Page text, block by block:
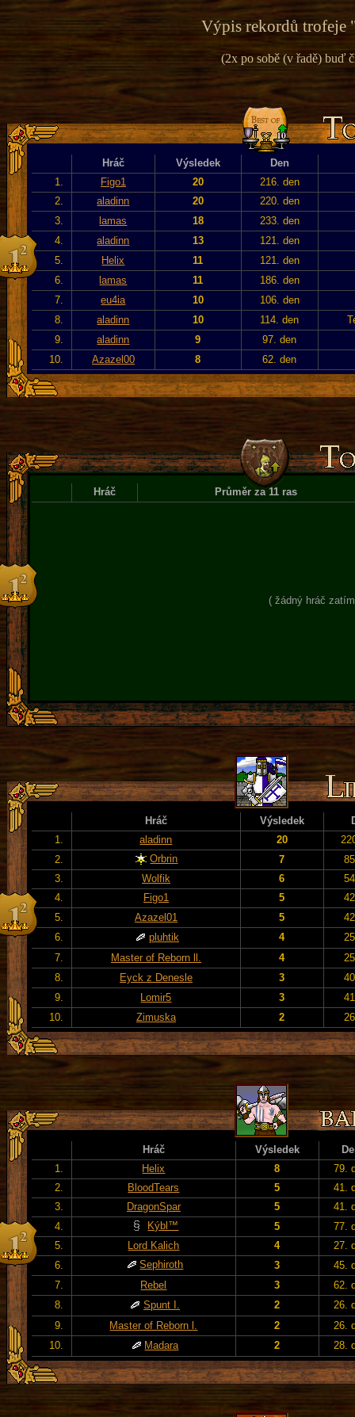
Výpis rekordů trofeje
(2x po sobě (v řadě) buď
Hráč Výsledek
Den
1.
Figo1 20
216. den
2.
aladinn 20
220. den
3.
lamas 18
233. den
4.
aladinn 13
121. den
5.
Helix 11
121. den
6.
lamas 11
186. den
7.
eu4ia 10
106. den
8.
aladinn 10 114. den
9.
aladinn 9
97. den
10.
Azazel00 8 62. den
Hráč Průměr za 11 ras
( žádný hráč
Hráč Výsledek
1.
aladinn 20
2.
Orbrin 7
3.
Wolfik 6
4.
Figo1 5
5.
Azazel01 5
6.
pluhtik 4
7.
Master of Reborn ll. 4
8.
Eyck z Denesle 3
9.
Lomir5 3
10.
Zimuska 2
Hráč Výsledek
1.
Helix 8
79.
2.
BloodTears 5
41.
3.
DragonSpar 5
41.
4.
Kýbl™ 5
77.
5.
Lord Kalich 4
27.
6.
Sephiroth 3
45.
7.
Rebel 3
62.
8.
Spunt I. 2
26.
9.
Master of Reborn l. 2
26.
10.
Madara 2 28.